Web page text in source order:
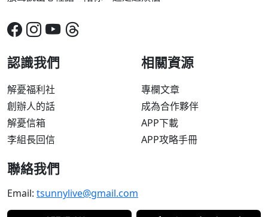
認識我們
解憂福利社
創辦人的話
解憂信箱
李組長回信
相關資源
專欄文章
成為合作夥伴
APP下載
APP攻略手冊
聯絡我們
Email: tsunnylive@gmail.com